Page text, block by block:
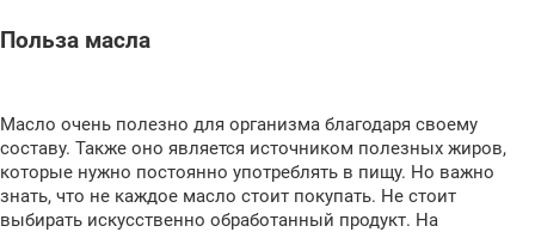
Польза масла
Масло очень полезно для организма благодаря своему
составу. Также оно является источником полезных жиров,
которые нужно постоянно употреблять в пищу. Но важно
знать, что не каждое масло стоит покупать. Не стоит
выбирать искусственно обработанный продукт. На